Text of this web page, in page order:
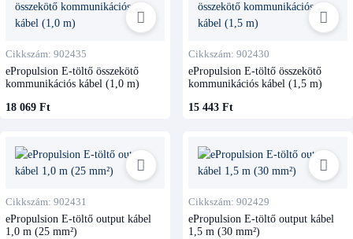
Cikkszám: 902435
ePropulsion E-töltő összekötő
kommunikációs kábel (1,0 m)
18 069 Ft
Cikkszám: 902430
ePropulsion E-töltő összekötő
kommunikációs kábel (1,5 m)
15 443 Ft
Cikkszám: 902431
ePropulsion E-töltő output kábel
1,0 m (25 mm²)
Cikkszám: 902429
ePropulsion E-töltő output kábel
1,5 m (30 mm²)